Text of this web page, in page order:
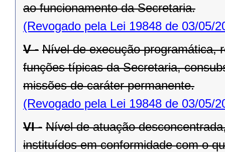
ao funcionamento da Secretaria.
(Revogado pela Lei 19848 de 03/05/
V - Nível de execução programática,
funções típicas da Secretaria,
missões de caráter permanente.
(Revogado pela Lei 19848 de 03/05/
VI - Nível de atuação
instituídos em conformidade com o